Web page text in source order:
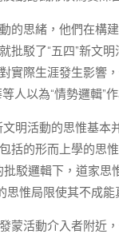
的思緒，他們在構
駁了“五四”新文
實際生涯發生影響
人以為“情勢邏輯”
文明活動的思惟基
括的形而上學的思
駁邏輯下，道家思
思惟局限使其不成
蒙活動介入者附近